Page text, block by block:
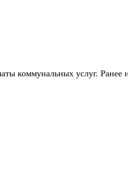
коммунальных услуг. Ранее